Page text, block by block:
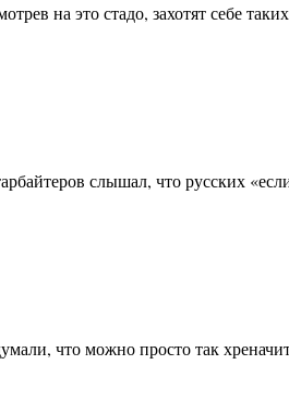
на это стадо, захотят себе
слышал, что русских
что можно просто так